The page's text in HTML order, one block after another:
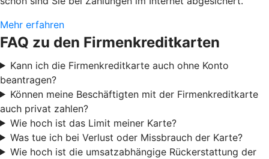
Mehr erfahren
FAQ zu den Firmenkreditkarten
Kann ich die Firmenkreditkarte auch ohne Konto
beantragen?
Können meine Beschäftigten mit der Firmenkreditkarte
auch privat zahlen?
Wie hoch ist das Limit meiner Karte?
Was tue ich bei Verlust oder Missbrauch der Karte?
Wie hoch ist die umsatzabhängige Rückerstattung der